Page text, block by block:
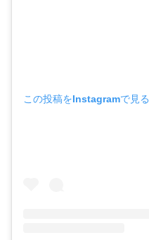
この投稿をInstagramで見る